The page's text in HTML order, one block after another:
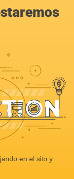
en el sito y